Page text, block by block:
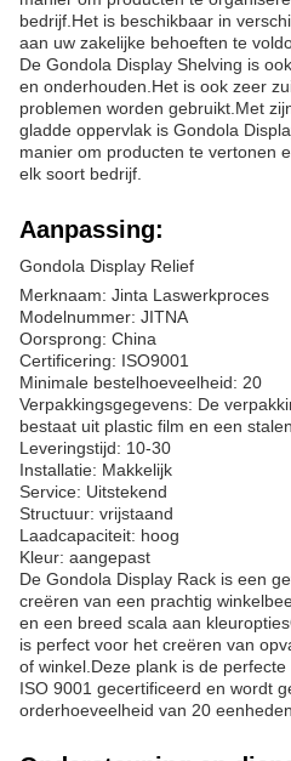
bedrijf.Het is beschikbaar in
aan uw zakelijke behoeften te
De Gondola Display Shelving is
en onderhouden.Het is ook zeer
problemen worden gebruikt.Met
gladde oppervlak is Gondola
manier om producten te vertonen
elk soort bedrijf.
Aanpassing:
Gondola Display Relief
Merknaam: Jinta Laswerkproces
Modelnummer: JITNA
Oorsprong: China
Certificering: ISO9001
Minimale bestelhoeveelheid: 20
Verpakkingsgegevens: De
bestaat uit plastic film en een
Leveringstijd: 10-30
Installatie: Makkelijk
Service: Uitstekend
Structuur: vrijstaand
Laadcapaciteit: hoog
Kleur: aangepast
De Gondola Display Rack is een
creëren van een prachtig
en een breed scala aan
is perfect voor het creëren van
of winkel.Deze plank is de
ISO 9001 gecertificeerd en wordt
orderhoeveelheid van 20 eenheden.